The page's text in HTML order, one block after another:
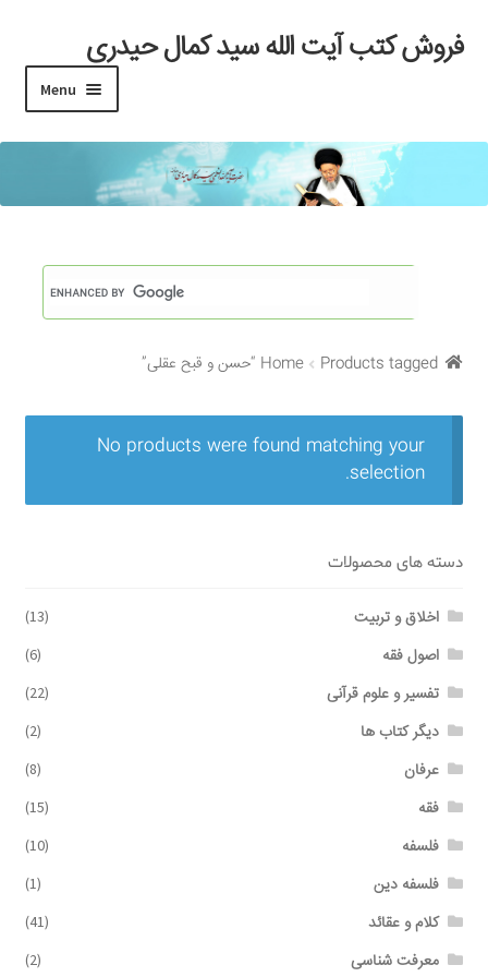
Skip
to
Skip
to
فروش کتب آیت الله سید کمال حیدری
Menu
خانه
#97 (بدون عنوان)
Checkout
My account
Search Results
Shop
برگه نمونه
بلاگ
پرداخت
تماس با ما
ثبت شکایات
حساب کاربری من
درباره ما
Home Products tagged “حسن و قبح عقلی”
No products were found matching your
selection.
دسته های محصولات
اخلاق و تربیت (13)
اصول فقه (6)
تفسیر و علوم قرآنی (22)
دیگر کتاب ها (2)
عرفان (8)
فقه (15)
فلسفه (10)
فلسفه دین (1)
کلام و عقائد (41)
معرفت شناسی (2)